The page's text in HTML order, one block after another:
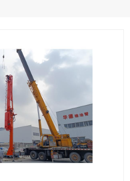
活动梯
卸车鹤管
输油臂
火车鹤管
顶部鹤管